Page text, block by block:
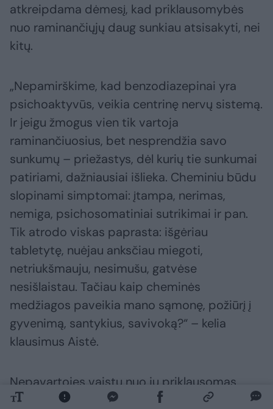
atkreipdama dėmesį, kad priklausomybės
nuo raminančiųjų daug sunkiau atsisakyti, nei
kitų.
„Nepamirškime, kad benzodiazepinai yra
psichoaktyvūs, veikia centrinę nervų sistemą.
Ir jeigu žmogus vien tik vartoja
raminančiuosius, bet nesprendžia savo
sunkumų – priežastys, dėl kurių tie sunkumai
patiriami, dažniausiai išlieka. Cheminiu būdu
slopinami simptomai: įtampa, nerimas,
nemiga, psichosomatiniai sutrikimai ir pan.
Tik atrodo viskas paprasta: išgėriau
tabletytę, nuėjau anksčiau miegoti,
netriukšmauju, nesimušu, gatvėse
nesišlaistau. Tačiau kaip cheminės
medžiagos paveikia mano sąmonę, požiūrį į
gyvenimą, santykius, savivoką?“ – kelia
klausimus Aistė.
Nepavartojęs vaistų nuo jų priklausomas
žmogus blogai jaučiasi; planuoja laiką, kada